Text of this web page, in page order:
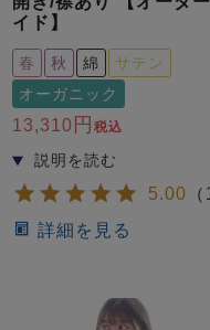
イド】
春 秋 綿
サテン
オーガニック
13,310 税込
5.00 （ 1
詳細を見る